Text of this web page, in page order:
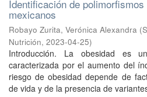
Identificación de
mexicanos
Robayo Zurita, Verónica Alexandra (
Nutrición, 2023-04-25)
Introducción. La obesidad es
caracterizada por el aumento del
riesgo de obesidad depende de
de vida y de la presencia de